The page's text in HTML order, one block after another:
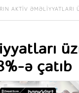
AKTIV ƏMƏLIYYATLARI
ə çatıb